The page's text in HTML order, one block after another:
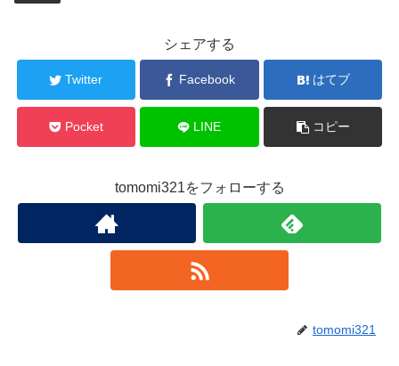
シェアする
Twitter Facebook はてブ
Pocket LINE コピー
tomomi321をフォローする
tomomi321